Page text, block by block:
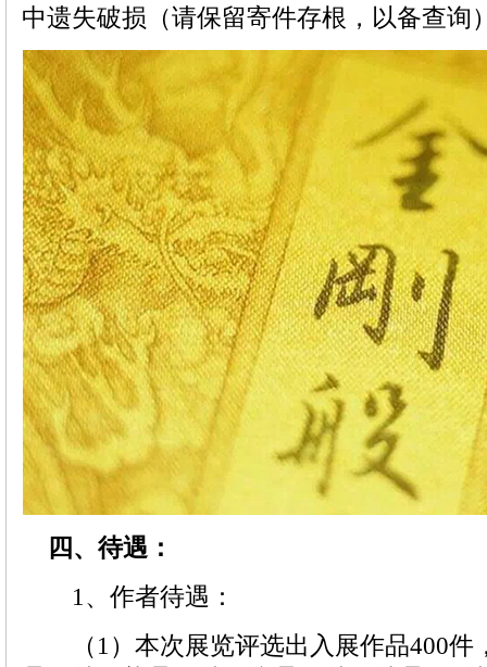
中遗失破损（请保留寄件存根，以备查询
四、待遇：
1、作者待遇：
（1）本次展览评选出入展作品400件